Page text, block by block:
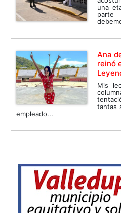
una
Ana
reinó
Mis
tantas
empleado...